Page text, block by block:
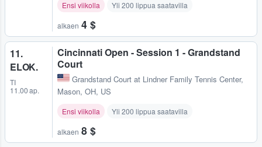
Ensi viikolla Yli 200 lippua saatavilla
alkaen 4 $
11.
ELOK.
TI
11.00 ap.
Cincinnati Open - Session 1 - Grandstand
Court
Grandstand Court at Lindner Family Tennis Center,
Mason, OH, US
Ensi viikolla Yli 200 lippua saatavilla
alkaen 8 $